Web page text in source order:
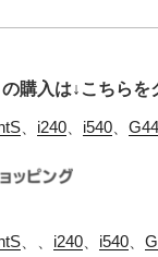
購入は↓こちらを
i240 i540
i240 i540